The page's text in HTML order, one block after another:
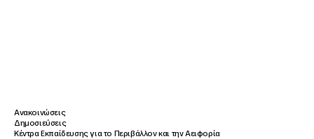
Ανακοινώσεις
Δημοσιεύσεις
Κέντρα Εκπαίδευσης για το Περιβάλλον και την Αειφορία